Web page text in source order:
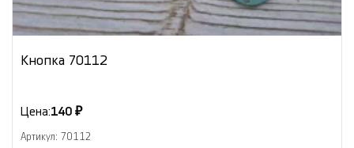
Кнопка 70112
Цена:140 ₽
Артикул: 70112